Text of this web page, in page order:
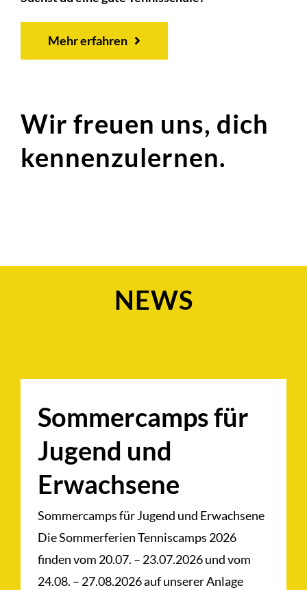
Mehr erfahren
Wir freuen uns, dich
kennenzulernen.
NEWS
Sommercamps für
Jugend und
Erwachsene
Sommercamps für Jugend und Erwachsene
Die Sommerferien Tenniscamps 2026
finden vom 20.07. – 23.07.2026 und vom
24.08. – 27.08.2026 auf unserer Anlage